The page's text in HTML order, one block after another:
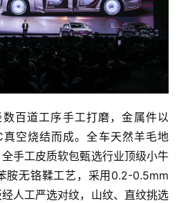
百道工序手工打磨，金属件以
空烧结而成。全车天然羊毛地
手工皮质软包甄选行业顶级小牛
胺无铬鞣工艺，采用0.2-0.5mm
人工严选对纹，山纹、直纹挑选